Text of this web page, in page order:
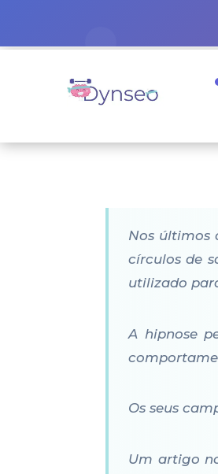
Nos últimos
círculos de
utilizado
A hipnose
Os seus
Um artigo